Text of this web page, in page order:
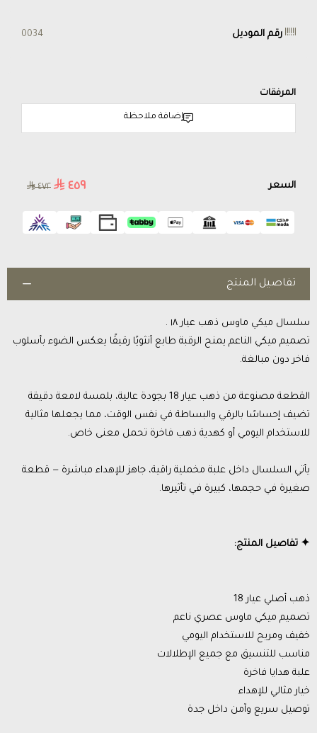
رقم الموديل 0034
المرفقات
إضافة ملاحظة
السعر ٤٥٩ ٤٧٢
تفاصيل المنتج
سلسال ميكي ماوس ذهب عيار ١٨ .
تصميم ميكي الناعم يمنح الرقبة طابع أنثويًا رقيقًا يعكس الضوء بأسلوب
فاخر دون مبالغة.
القطعة مصنوعة من ذهب عيار 18 بجودة عالية، بلمسة لامعة دقيقة
تضيف إحساسًا بالرقي والبساطة في نفس الوقت، مما يجعلها مثالية
للاستخدام اليومي أو كهدية ذهب فاخرة تحمل معنى خاص.
يأتي السلسال داخل علبة مخملية راقية، جاهز للإهداء مباشرة — قطعة
صغيرة في حجمها، كبيرة في تأثيرها.
✦ تفاصيل المنتج:
ذهب أصلي عيار 18
تصميم ميكي ماوس عصري ناعم
خفيف ومريح للاستخدام اليومي
مناسب للتنسيق مع جميع الإطلالات
علبة هدايا فاخرة
خيار مثالي للإهداء
توصيل سريع وآمن داخل جدة